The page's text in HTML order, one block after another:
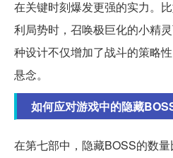
在关键时刻爆发更强的实力。
利局势时，召唤极巨化的小精
种设计不仅增加了战斗的策略
悬念。
如何应对游戏中的隐藏
在第七部中，隐藏BOSS的数